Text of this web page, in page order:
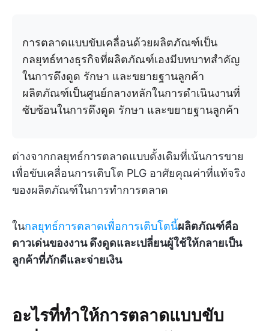
การตลาดแบบขับเคลื่อนด้วยผลิตภัณฑ์เป็น
กลยุทธ์ทางธุรกิจที่ผลิตภัณฑ์เองมีบทบาทสำคัญ
ในการดึงดูด รักษา และขยายฐานลูกค้า
ผลิตภัณฑ์เป็นศูนย์กลางหลักในการดำเนินงานที่
ซับซ้อนในการดึงดูด รักษา และขยายฐานลูกค้า
ต่างจากกลยุทธ์การตลาดแบบดั้งเดิมที่เน้นการขาย
เพื่อขับเคลื่อนการเติบโต PLG อาศัยคุณค่าที่แท้จริง
ของผลิตภัณฑ์ในการทำการตลาด
ในกลยุทธ์การตลาดเพื่อการเติบโตนี้ผลิตภัณฑ์คือ
ดาวเด่นของงาน ดึงดูดและเปลี่ยนผู้ใช้ให้กลายเป็น
ลูกค้าที่ภักดีและจ่ายเงิน
อะไรที่ทำให้การตลาดแบบขับ